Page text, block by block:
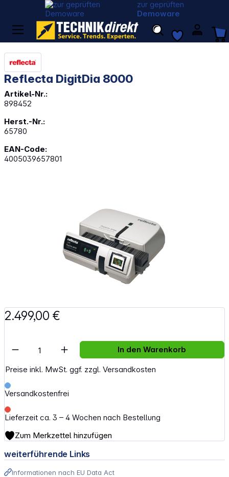
zur geprüften
Demoware
Reflecta DigitDia 8000
Artikel-Nr.:
898452
Herst.-Nr.:
65780
EAN-Code:
4005039657801
2.499,00 €
Preise inkl. MwSt. ggf. zzgl. Versandkosten
Versandkostenfrei
Lieferzeit ca. 3 – 4 Wochen nach Bestellung
Artikel Anzahl: Gib den gewünschten
In den Warenkorb
Zum Merkzettel hinzufügen
weiterführende Links
Informationen nach EU Data Act